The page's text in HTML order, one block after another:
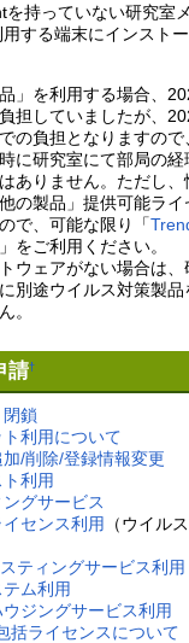
を持っていない研究室
する端末にインスト
」を利用する場合、
担していましたが、
の負担となりますの
に研究室にて部局の
ありません。ただし、
の製品」提供可能ライ
で、可能な限り「
」をご利用ください。
ウェアがない場合は
別途ウイルス対策製品
。
請†
鎖
利用について
/削除/登録情報変更
利用
グサービス
センス利用
（ウイル
ティングサービス利用
ム利用
ジングサービス利用
括ライセンスについて